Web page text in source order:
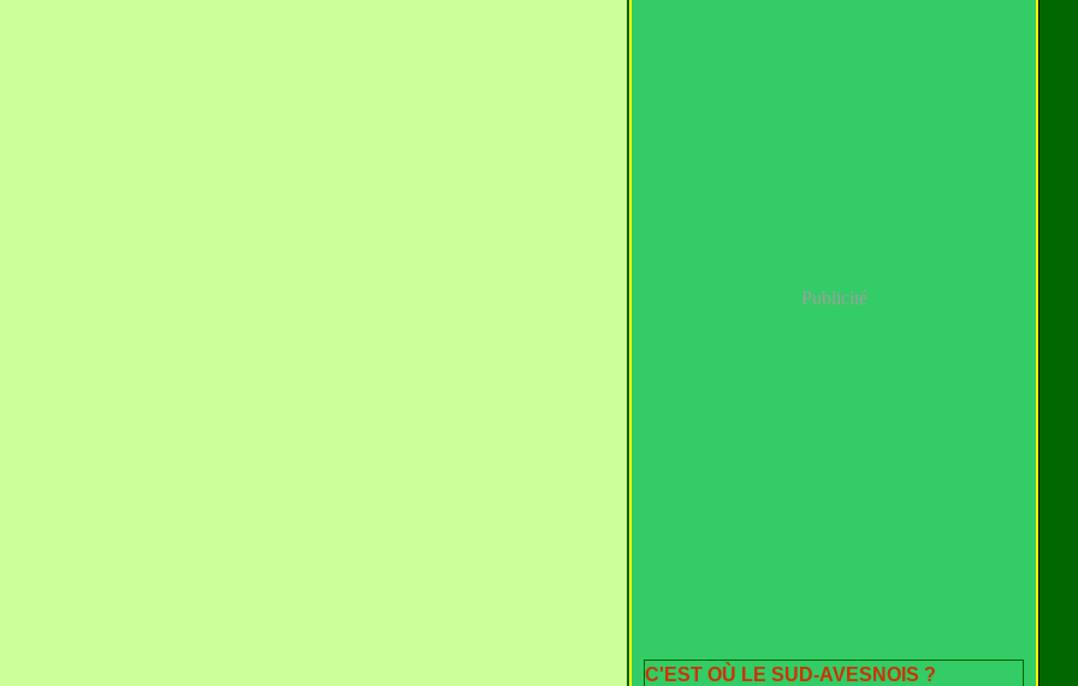
Publicité
C'EST OÙ LE SUD-AVESNOIS ?